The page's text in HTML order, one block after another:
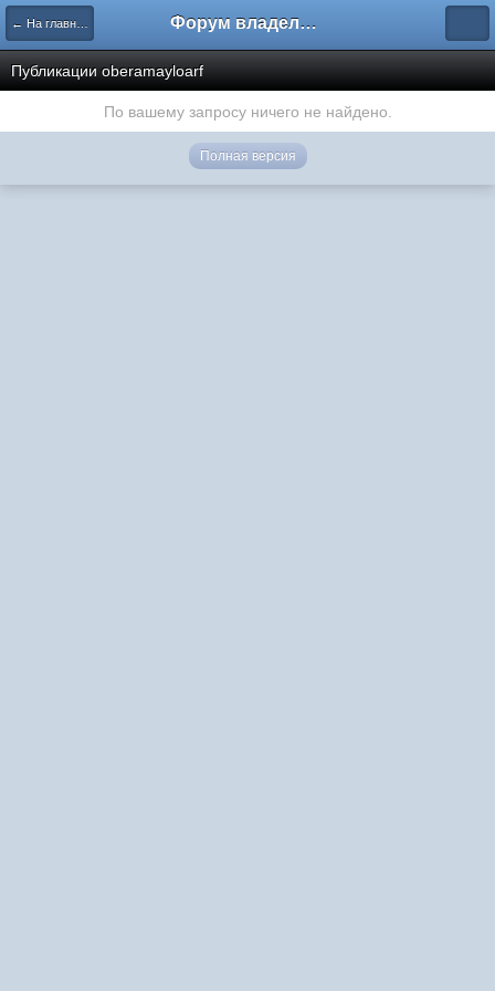
← На главную Форум владельцев интернет-магазинов
Публикации oberamayloarf
По вашему запросу ничего не найдено.
Полная версия